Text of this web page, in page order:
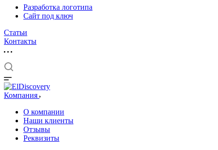
Разработка логотипа
Сайт под ключ
Статьи
Контакты
Компания
О компании
Наши клиенты
Отзывы
Реквизиты